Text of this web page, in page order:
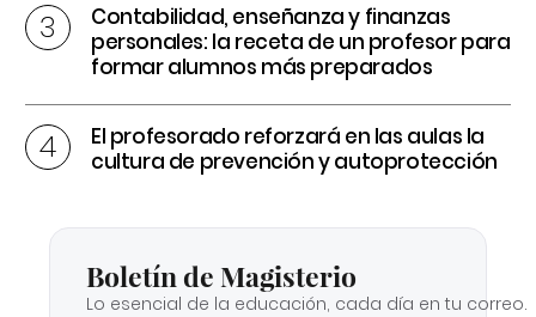
Contabilidad, enseñanza y finanzas
personales: la receta de un profesor para
formar alumnos más preparados
El profesorado reforzará en las aulas la
cultura de prevención y autoprotección
Boletín de Magisterio
Lo esencial de la educación, cada día en tu correo.